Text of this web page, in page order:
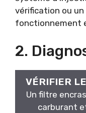
vérification ou
fonctionnement
2.
VÉRIFIER
Un filtre
carburant